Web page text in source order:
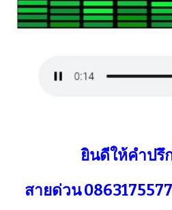
ยินดีให้คำปรึ
สายด่วน